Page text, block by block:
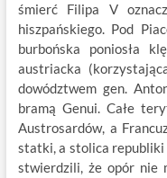
śmierć Filipa V
hiszpańskiego. Pod
burbońska poniosła
austriacka
dowództwem gen.
bramą Genui. Całe
Austrosardów, a
statki, a stolica republiki
stwierdzili, że opór nie